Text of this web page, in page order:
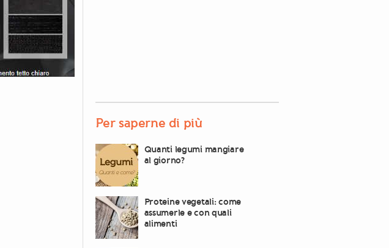
Per saperne di più
Quanti legumi mangiare
al giorno?
Proteine vegetali: come
assumerle e con quali
alimenti